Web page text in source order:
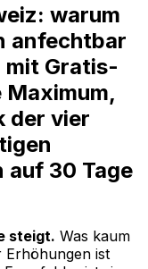
warum
anfechtbar
mit Gratis-
Maximum,
der vier
30 Tage
steigt. Was kaum
Erhöhungen ist